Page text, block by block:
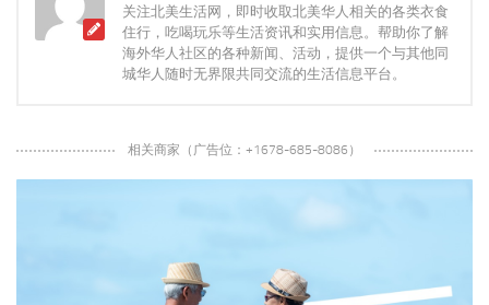
关注北美生活网，即时收取北美华人相关的各类衣食
住行，吃喝玩乐等生活资讯和实用信息。帮助你了解
海外华人社区的各种新闻、活动，提供一个与其他同
城华人随时无界限共同交流的生活信息平台。
相关商家（广告位：+1678-685-8086）